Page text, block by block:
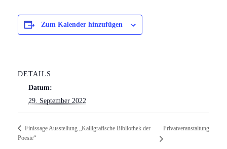
Zum Kalender hinzufügen
DETAILS
Datum:
29. September 2022
Finissage Ausstellung „Kalligrafische Bibliothek der
Poesie“
Privatveranstaltung